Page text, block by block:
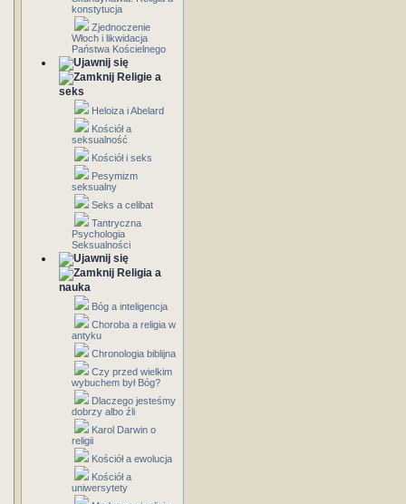
konstytucja
Zjednoczenie
Włoch i likwidacja
Państwa Kościelnego
Religie a
seks
Heloiza i Abelard
Kościół a
seksualność
Kościół i seks
Pesymizm
seksualny
Seks a celibat
Tantryczna
Psychologia
Seksualności
Religia a
nauka
Bóg a inteligencja
Choroba a religia w
antyku
Chronologia biblijna
Czy przed wielkim
wybuchem był Bóg?
Dlaczego jesteśmy
dobrzy albo źli
Karol Darwin o
religii
Kościół a ewolucja
Kościół a
uniwersytety